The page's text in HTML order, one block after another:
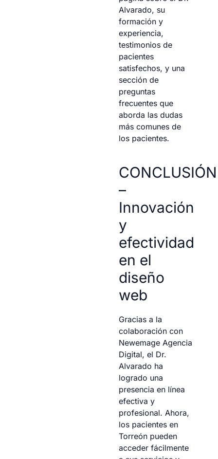
Alvarado, su
formación y
experiencia,
testimonios de
pacientes
satisfechos, y una
sección de
preguntas
frecuentes que
aborda las dudas
más comunes de
los pacientes.
CONCLUSIÓN
–
Innovación
y
efectividad
en el
diseño
web
Gracias a la
colaboración con
Newemage Agencia
Digital, el Dr.
Alvarado ha
logrado una
presencia en línea
efectiva y
profesional. Ahora,
los pacientes en
Torreón pueden
acceder fácilmente